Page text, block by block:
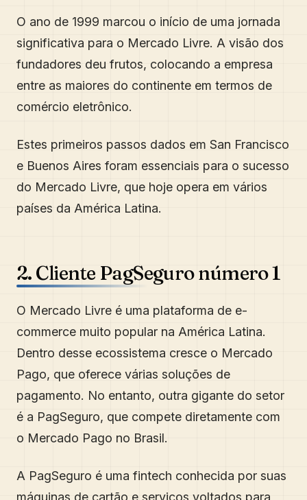
O ano de 1999 marcou o início de uma jornada
significativa para o Mercado Livre. A visão dos
fundadores deu frutos, colocando a empresa
entre as maiores do continente em termos de
comércio eletrônico.
Estes primeiros passos dados em San Francisco
e Buenos Aires foram essenciais para o sucesso
do Mercado Livre, que hoje opera em vários
países da América Latina.
2. Cliente PagSeguro número 1
O Mercado Livre é uma plataforma de e-
commerce muito popular na América Latina.
Dentro desse ecossistema cresce o Mercado
Pago, que oferece várias soluções de
pagamento. No entanto, outra gigante do setor
é a PagSeguro, que compete diretamente com
o Mercado Pago no Brasil.
A PagSeguro é uma fintech conhecida por suas